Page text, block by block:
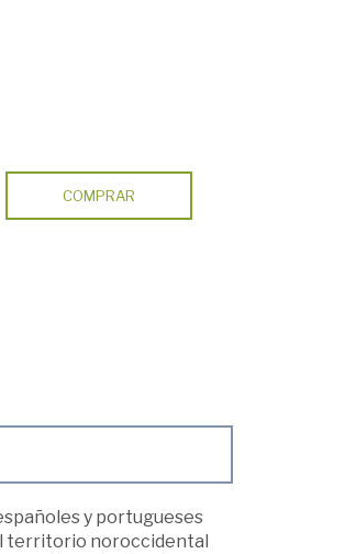
COMPRAR
y portugueses
territorio noroccidental